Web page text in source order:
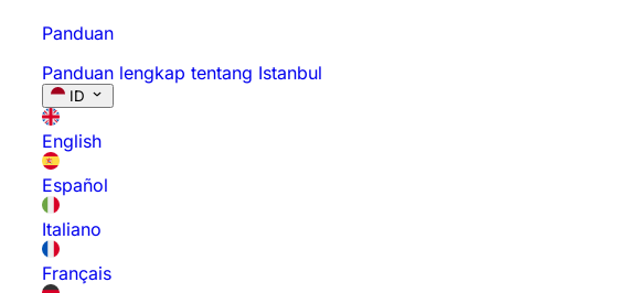
Panduan
Panduan lengkap tentang Istanbul
ID
English
Español
Italiano
Français